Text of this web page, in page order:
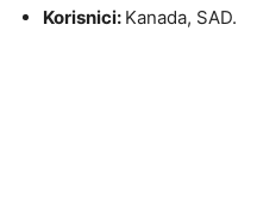
Korisnici: Kanada, SAD.